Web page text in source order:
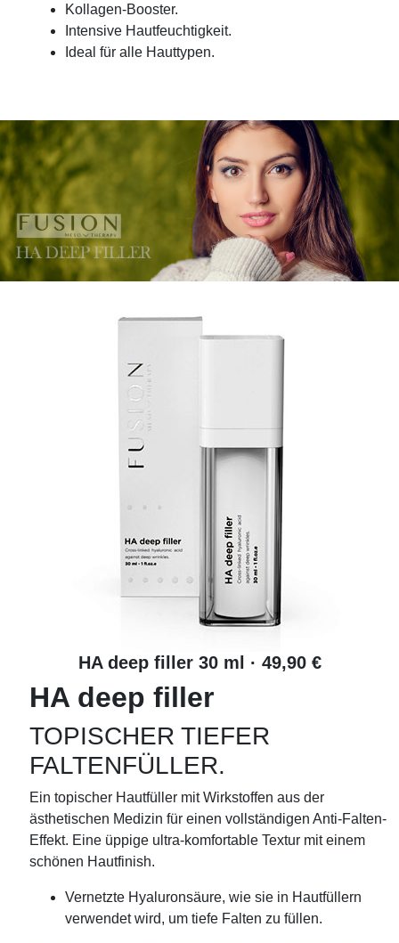
Kollagen-Booster.
Intensive Hautfeuchtigkeit.
Ideal für alle Hauttypen.
HA deep filler 30 ml · 49,90 €
HA deep filler
TOPISCHER TIEFER
FALTENFÜLLER.
Ein topischer Hautfüller mit Wirkstoffen aus der
ästhetischen Medizin für einen vollständigen Anti-Falten-
Effekt. Eine üppige ultra-komfortable Textur mit einem
schönen Hautfinish.
Vernetzte Hyaluronsäure, wie sie in Hautfüllern
verwendet wird, um tiefe Falten zu füllen.